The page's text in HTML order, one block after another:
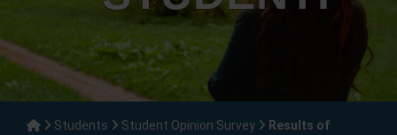
Students Student Opinion Survey
Results of